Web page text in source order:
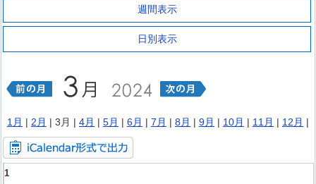
週間表示
日別表示
1月 | 2月 | 3月 | 4月 | 5月 | 6月 | 7月 | 8月 | 9月 | 10月 | 11月 | 12月 |
1